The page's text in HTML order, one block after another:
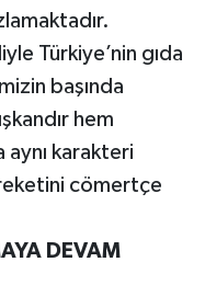
Türkiye’nin gıda
başında
hem
karakteri
cömertçe
DEVAM